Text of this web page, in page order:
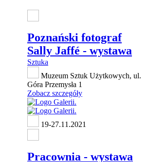
Poznański fotograf
Sally Jaffé - wystawa
Sztuka
Muzeum Sztuk Użytkowych, ul.
Góra Przemysła 1
Zobacz szczegóły
19-27.11.2021
Pracownia - wystawa